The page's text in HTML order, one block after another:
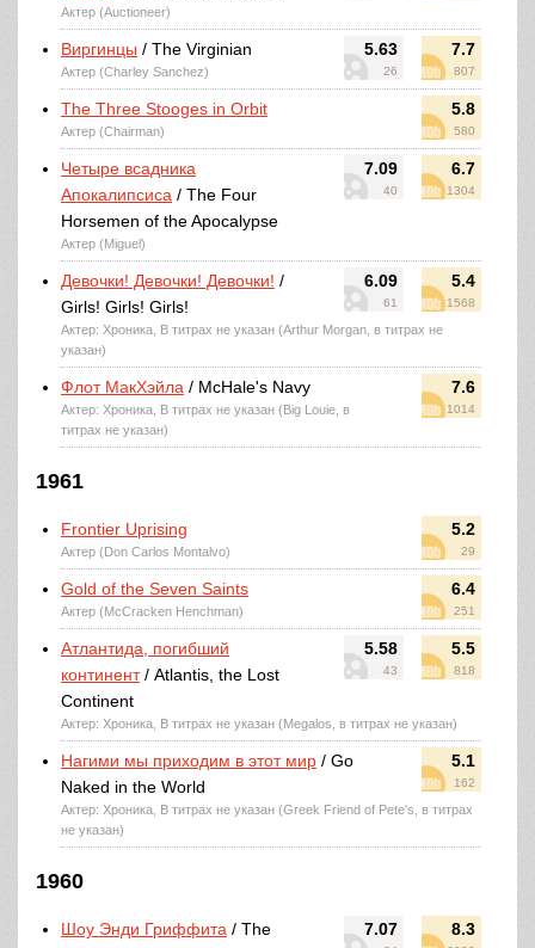
Актер (Auctioneer)
5.63
26
7.7
807
Виргинцы / The Virginian
Актер (Charley Sanchez)
5.8
580
The Three Stooges in Orbit
Актер (Chairman)
7.09
40
6.7
1304
Четыре всадника
Апокалипсиса / The Four
Horsemen of the Apocalypse
Актер (Miguel)
6.09
61
5.4
1568
Девочки! Девочки! Девочки! /
Girls! Girls! Girls!
Актер: Хроника, В титрах не указан (Arthur Morgan, в титрах не
указан)
7.6
1014
Флот МакХэйла / McHale's Navy
Актер: Хроника, В титрах не указан (Big Louie, в
титрах не указан)
1961
5.2
29
Frontier Uprising
Актер (Don Carlos Montalvo)
6.4
251
Gold of the Seven Saints
Актер (McCracken Henchman)
5.58
43
5.5
818
Атлантида, погибший
континент/ Atlantis, the Lost
Continent
Актер: Хроника, В титрах не указан (Megalos, в титрах не указан)
5.1
162
Нагими мы приходим в этот мир / Go
Naked in the World
Актер: Хроника, В титрах не указан (Greek Friend of Pete's, в титрах
не указан)
1960
7.07 8.3
Шоу Энди Гриффита / The